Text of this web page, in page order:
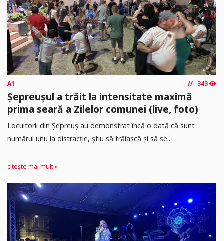
A1 343
Șepreușul a trăit la intensitate maximă
prima seară a Zilelor comunei (live, foto)
Locuitorii din Șepreuș au demonstrat încă o dată că sunt
numărul unu la distracție, știu să trăiască și să se...
citește mai mult »